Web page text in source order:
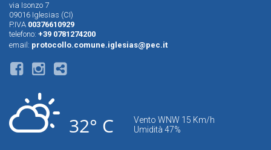
via Isonzo 7
09016 Iglesias (CI)
P.IVA 00376610929
telefono: +39 0781274200
email: protocollo.comune.iglesias@pec.it
32° C
Vento WNW 15 Km/h
Umidità 47%